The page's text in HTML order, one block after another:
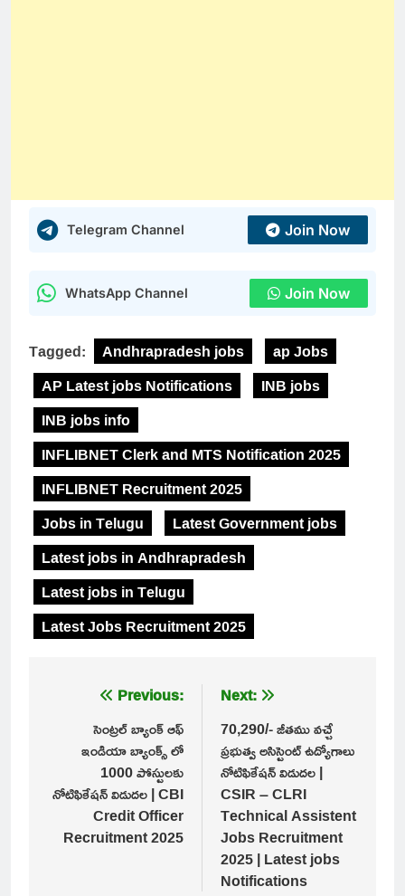
Telegram Channel Join Now
WhatsApp Channel Join Now
Tagged: Andhrapradesh jobs
ap Jobs
AP Latest jobs Notifications
INB jobs
INB jobs info
INFLIBNET Clerk and MTS Notification 2025
INFLIBNET Recruitment 2025
Jobs in Telugu
Latest Government jobs
Latest jobs in Andhrapradesh
Latest jobs in Telugu
Latest Jobs Recruitment 2025
navigation
Previous:
సెంట్రల్ బ్యాంక్ ఆఫ్
ఇండియా బ్యాంక్స్ లో
1000 పోస్టులకు
నోటిఫికేషన్ విడుదల | CBI
Credit Officer
Recruitment 2025
Next:
70,290/- జీతము వచ్చే
ప్రభుత్వ అసిస్టెంట్ ఉద్యోగాలు
నోటిఫికేషన్ విడుదల |
CSIR – CLRI
Technical Assistent
Jobs Recruitment
2025 | Latest jobs
Notifications